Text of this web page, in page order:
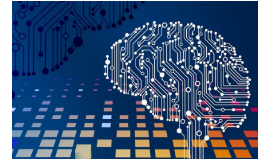
ТАТАРСТАНА
ИНВЕСТИЦИИ
НЕФТЕХИМИЯ
НЕФТЬ
ОПК
ЭНЕРГЕТИКА
НОВОСТИ БИЗНЕСА
РОЗНИЧНАЯ ТОРГОВЛЯ
ТРАНСПОРТ
УСЛУГИ
ТЕХНОЛОГИИ
НОВОСТИ ТЕХНОЛОГИЙ
IT
МЕДИА
ТЕЛЕКОММУНИКАЦИИ
МЕРОПРИЯТИЯ
НОВОСТИ МЕРОПРИЯТИЙ
ВЫЕЗДНАЯ РЕДАКЦИЯ
БИЗНЕС-БРАНЧИ
ONLINE-КОНФЕРЕНЦИИ
СПОРТ
НОВОСТИ СПОРТА
ФУТБОЛ
ХОККЕЙ
ОБЩЕСТВО
НОВОСТИ ОБЩЕСТВА
ВЛАСТЬ
ФОТОГАЛЕРЕЯ
СЮЖЕТЫ